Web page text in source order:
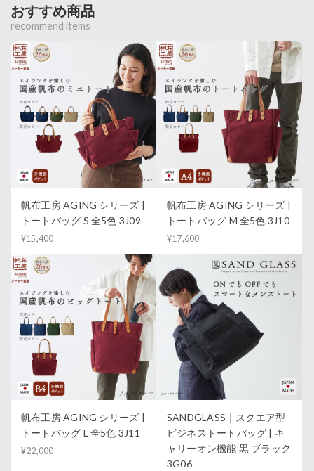
おすすめ商品
recommend items
帆布工房 AGING シリーズ |
トートバッグ S 全5色 3J09
¥15,400
帆布工房 AGING シリーズ |
トートバッグ M 全5色 3J10
¥17,600
帆布工房 AGING シリーズ |
トートバッグ L 全5色 3J11
¥22,000
SANDGLASS｜スクエア型
ビジネストートバッグ | キ
ャリーオン機能 黒 ブラック
3G06